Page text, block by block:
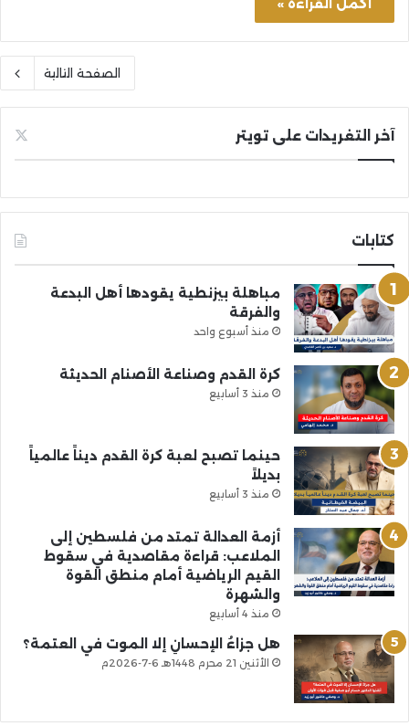
أكمل القراءة »
الصفحة التالية
آخر التغريدات على تويتر
كتابات
مباهلة بيزنطية يقودها أهل البدعة
والفرقة
منذ أسبوع واحد
كرة القدم وصناعة الأصنام الحديثة
منذ 3 أسابيع
حينما تصبح لعبة كرة القدم ديناً عالمياً
بديلاً
منذ 3 أسابيع
أزمة العدالة تمتد من فلسطين إلى
الملاعب: قراءة مقاصدية في سقوط
القيم الرياضية أمام منطق القوة
والشهرة
منذ 4 أسابيع
هل جزاءُ الإحسانِ إلا الموت في العتمة؟
الأثنين 21 محرم 1448هـ 6-7-2026م